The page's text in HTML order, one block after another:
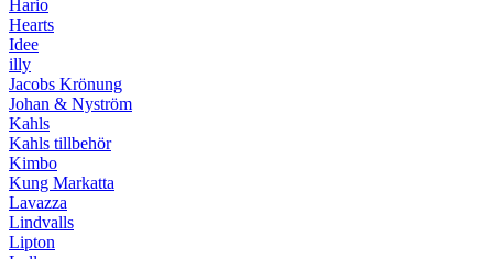
Hario
Hearts
Idee
illy
Jacobs Krönung
Johan & Nyström
Kahls
Kahls tillbehör
Kimbo
Kung Markatta
Lavazza
Lindvalls
Lipton